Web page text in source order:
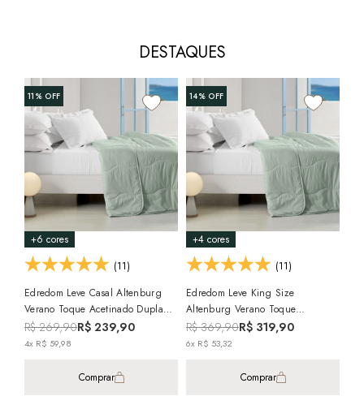
DESTAQUES
11%OFF
+6 cores
(11)
Edredom Leve Casal Altenburg
Verano Toque Acetinado Dupla
Face
R$ 269,90R$ 239,90
4x R$ 59,98
Comprar
14%OFF
+4 cores
(11)
Edredom Leve King Size
Altenburg Verano Toque
Acetinado Dupla Face
R$ 369,90R$ 319,90
6x R$ 53,32
Comprar